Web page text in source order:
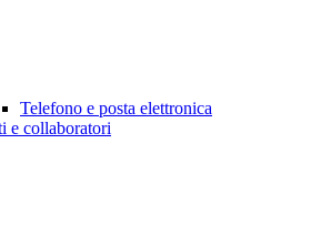
Telefono e posta elettronica
e collaboratori